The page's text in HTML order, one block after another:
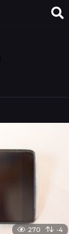
270 -4